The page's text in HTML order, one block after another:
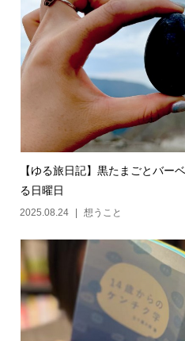
【ゆる旅日記】黒たまごとバー
る日曜日
2025.08.24 想うこと